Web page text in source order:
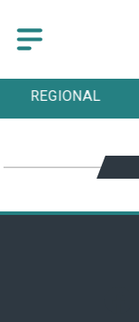
REGIONAL